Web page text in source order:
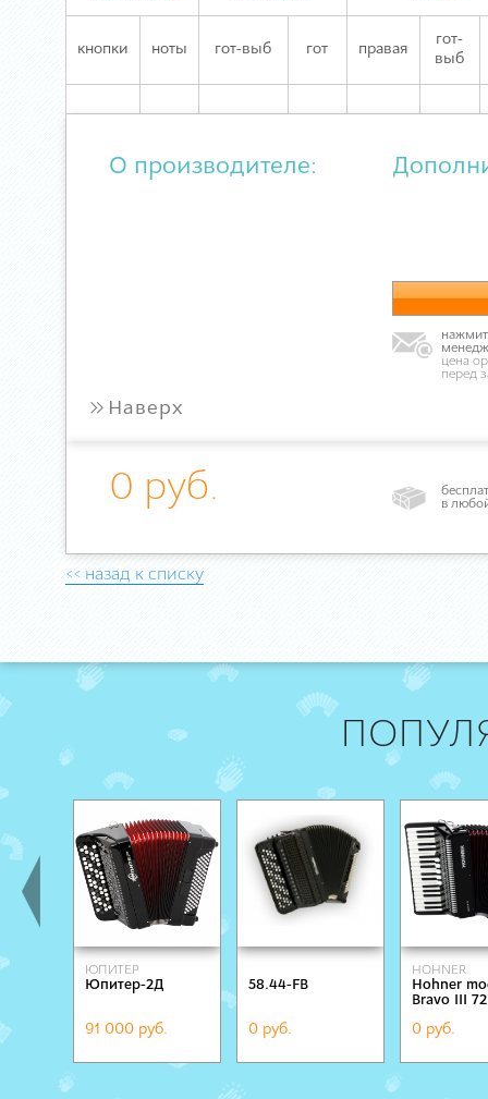
кнопки ноты гот-выб гот правая
гот-
выб
О производителе:
цена
перед
» Наверх
0 руб.
в
<< назад к списку
ЮПИТЕР
Юпитер-2Д
91 000 руб.
58.44-FB
0 руб.
HOHNER
Hohner
Bravo III 72
0 руб.